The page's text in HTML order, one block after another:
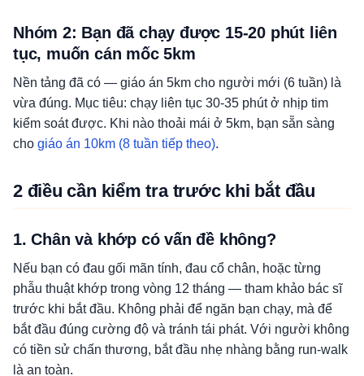
Nhóm 2: Bạn đã chạy được 15-20 phút liên
tục, muốn cán mốc 5km
Nền tảng đã có — giáo án 5km cho người mới (6 tuần) là
vừa đúng. Mục tiêu: chạy liên tục 30-35 phút ở nhịp tim
kiểm soát được. Khi nào thoải mái ở 5km, bạn sẵn sàng
cho giáo án 10km (8 tuần tiếp theo).
2 điều cần kiểm tra trước khi bắt đầu
1. Chân và khớp có vấn đề không?
Nếu bạn có đau gối mãn tính, đau cổ chân, hoặc từng
phẫu thuật khớp trong vòng 12 tháng — tham khảo bác sĩ
trước khi bắt đầu. Không phải để ngăn bạn chạy, mà để
bắt đầu đúng cường độ và tránh tái phát. Với người không
có tiền sử chấn thương, bắt đầu nhẹ nhàng bằng run-walk
là an toàn.